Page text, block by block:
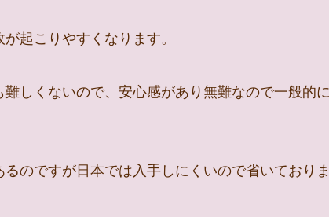
起こりやすくなります。
しくないので、安心感があり無難なので一般的
のですが日本では入手しにくいので省いており